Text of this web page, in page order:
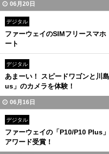
06月20日
デジタル
ファーウェイのSIMフリースマ
ート
デジタル
あまーい！ スピードワゴンと川
us」のカメラを体験！
06月16日
デジタル
ファーウェイの「P10/P10 Plus
アワード受賞！